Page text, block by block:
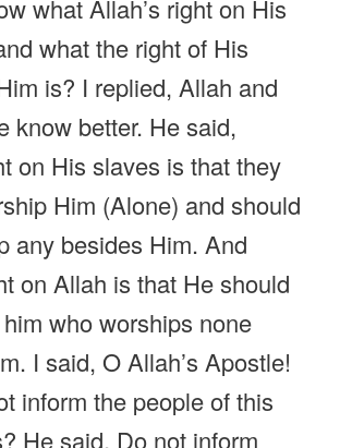
what Allah’s right on His
what the right of His
is? I replied, Allah and
know better. He said,
on His slaves is that they
Him (Alone) and should
any besides Him. And
on Allah is that He should
who worships none
I said, O Allah’s Apostle!
inform the people of this
He said, Do not inform